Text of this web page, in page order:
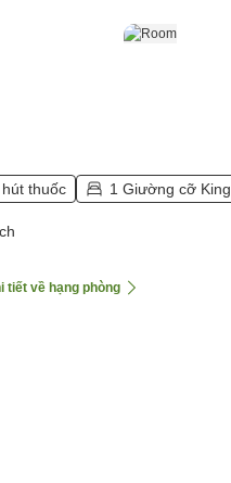
thuốc 1 Giường cỡ King
tiết về hạng phòng